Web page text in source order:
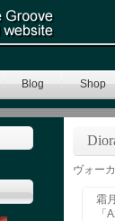
Blog Shop
ヴォー
霜
「